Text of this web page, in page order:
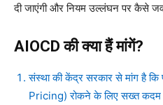
दी जाएंगी और नियम उल्लंघन पर कैसे
AIOCD की क्या हैं मांगें?
संस्था की केंद्र सरकार से मांग है कि
Pricing) रोकने के लिए सख्त कदम